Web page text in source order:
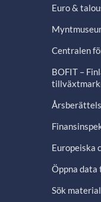
Euro &
Centralen
BOFIT –
Europeiska
Öppna data
Sök material